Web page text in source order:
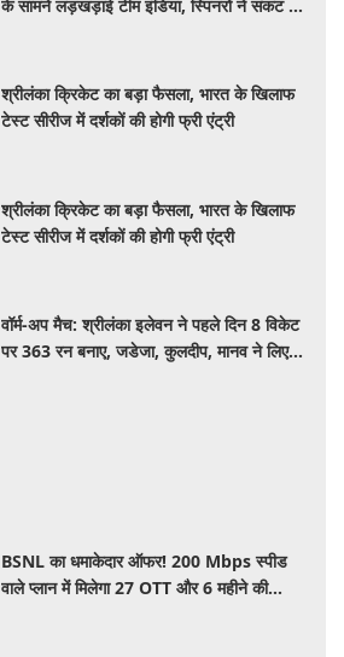
के सामने लड़खड़ाई टीम इंडिया, स्पिनरों ने संकट में
श्रीलंका क्रिकेट का बड़ा फैसला, भारत के खिलाफ
टेस्ट सीरीज में दर्शकों की होगी फ्री एंट्री
श्रीलंका क्रिकेट का बड़ा फैसला, भारत के खिलाफ
टेस्ट सीरीज में दर्शकों की होगी फ्री एंट्री
वॉर्म-अप मैच: श्रीलंका इलेवन ने पहले दिन 8 विकेट
पर 363 रन बनाए, जडेजा, कुलदीप, मानव ने लिए
BSNL का धमाकेदार ऑफर! 200 Mbps स्पीड
वाले प्लान में मिलेगा 27 OTT और 6 महीने की